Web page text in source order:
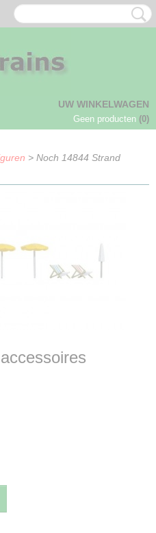
UW WINKELWAGEN
Geen producten (0)
> Noch 14844 Strand